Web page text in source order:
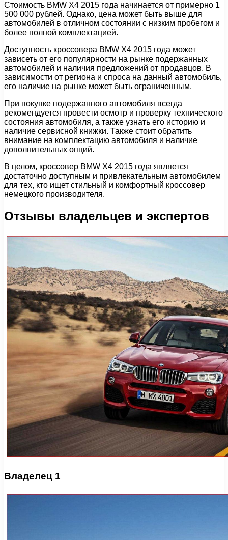
Стоимость BMW X4 2015 года начинается от примерно 1
500 000 рублей. Однако, цена может быть выше для
автомобилей в отличном состоянии с низким пробегом и
более полной комплектацией.
Доступность кроссовера BMW X4 2015 года может
зависеть от его популярности на рынке подержанных
автомобилей и наличия предложений от продавцов. В
зависимости от региона и спроса на данный автомобиль,
его наличие на рынке может быть ограниченным.
При покупке подержанного автомобиля всегда
рекомендуется провести осмотр и проверку технического
состояния автомобиля, а также узнать его историю и
наличие сервисной книжки. Также стоит обратить
внимание на комплектацию автомобиля и наличие
дополнительных опций.
В целом, кроссовер BMW X4 2015 года является
достаточно доступным и привлекательным автомобилем
для тех, кто ищет стильный и комфортный кроссовер
немецкого производителя.
Отзывы владельцев и экспертов
Владелец 1